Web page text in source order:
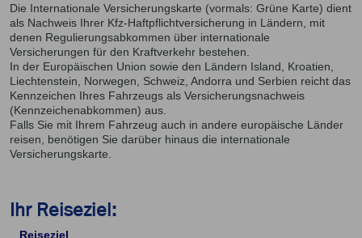
Die Internationale Versicherungskarte (vormals: Grüne Karte) dient
als Nachweis Ihrer Kfz-Haftpflichtversicherung in Ländern, mit
denen Regulierungsabkommen über internationale
Versicherungen für den Kraftverkehr bestehen.
In der Europäischen Union sowie den Ländern Island, Kroatien,
Liechtenstein, Norwegen, Schweiz, Andorra und Serbien reicht das
Kennzeichen Ihres Fahrzeugs als Versicherungsnachweis
(Kennzeichenabkommen) aus.
Falls Sie mit Ihrem Fahrzeug auch in andere europäische Länder
reisen, benötigen Sie darüber hinaus die internationale
Versicherungskarte.
Ihr Reiseziel:
Reiseziel